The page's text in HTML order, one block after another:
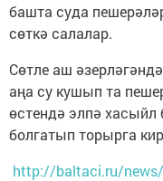
башта суда
сөткә салалар.
Сөтле аш
аңа су кушып та
өстендә элпә
болгатып торырга
http://baltaci.ru/news/